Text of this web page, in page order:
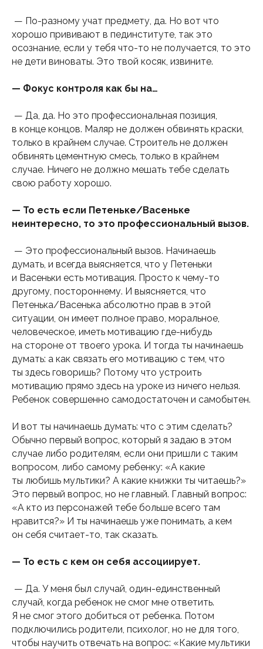
— По-разному учат предмету, да. Но вот что
хорошо прививают в пединституте, так это
осознание, если у тебя что-то не получается, то это
не дети виноваты. Это твой косяк, извините.
— Фокус контроля как бы на…
— Да, да. Но это профессиональная позиция,
в конце концов. Маляр не должен обвинять краски,
только в крайнем случае. Строитель не должен
обвинять цементную смесь, только в крайнем
случае. Ничего не должно мешать тебе сделать
свою работу хорошо.
— То есть если Петеньке/Васеньке
неинтересно, то это профессиональный вызов.
— Это профессиональный вызов. Начинаешь
думать, и всегда выясняется, что у Петеньки
и Васеньки есть мотивация. Просто к чему-то
другому, постороннему. И выясняется, что
Петенька/Васенька абсолютно прав в этой
ситуации, он имеет полное право, моральное,
человеческое, иметь мотивацию где-нибудь
на стороне от твоего урока. И тогда ты начинаешь
думать: а как связать его мотивацию с тем, что
ты здесь говоришь? Потому что устроить
мотивацию прямо здесь на уроке из ничего нельзя.
Ребенок совершенно самодостаточен и самобытен.
И вот ты начинаешь думать: что с этим сделать?
Обычно первый вопрос, который я задаю в этом
случае либо родителям, если они пришли с таким
вопросом, либо самому ребенку: «А какие
ты любишь мультики? А какие книжки ты читаешь?»
Это первый вопрос, но не главный. Главный вопрос:
«А кто из персонажей тебе больше всего там
нравится?» И ты начинаешь уже понимать, а кем
он себя считает-то, так сказать.
— То есть с кем он себя ассоциирует.
— Да. У меня был случай, один-единственный
случай, когда ребенок не смог мне ответить.
Я не смог этого добиться от ребенка. Потом
подключились родители, психолог, но не для того,
чтобы научить отвечать на вопрос: «Какие мультики